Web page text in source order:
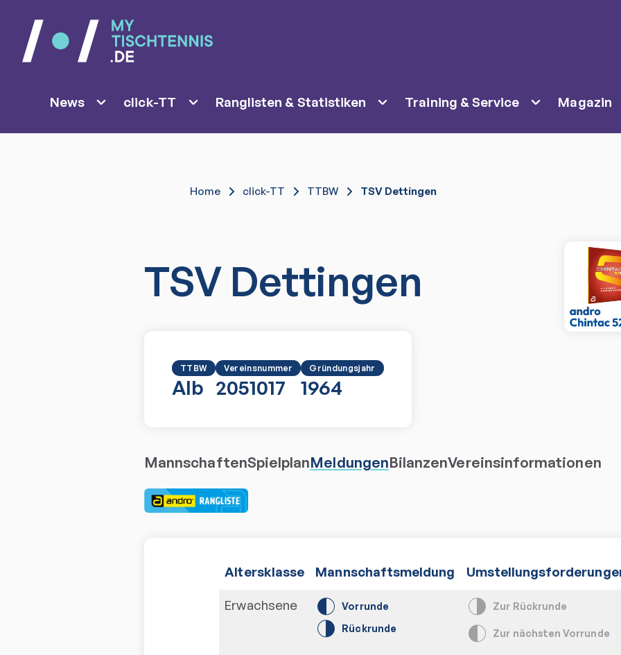
News click-TT Ranglisten & Statistiken Training & Service Magazin
Home click-TT TTBW TSV Dettingen
TSV Dettingen
TTBW
Alb
Vereinsnummer
2051017
Gründungsjahr
1964
MannschaftenSpielplanMeldungenBilanzenVereinsinformationen
Altersklasse Mannschaftsmeldung
Erwachsene
Vorrunde
Rückrunde
Zur Rückrunde
Zur nächsten Vorrunde